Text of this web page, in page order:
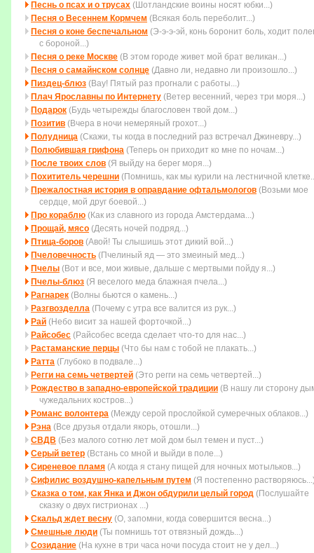
Песнь о псах и о трусах (Шотландские воины носят юбки...)
Песня о Весеннем Кормчем (Всякая боль переболит...)
Песня о коне беспечальном (Э-э-э-эй, конь боронит боль, ходит
с бороной...)
Песня о реке Москве (В этом городе живет мой брат великан...)
Песня о самайнском солнце (Давно ли, недавно ли произошло...)
Пиздец-блюз (Вау! Пятый раз прогнали с работы...)
Плач Ярославны по Интернету (Ветер весенний, через три моря...)
Подарок (Будь четыpежды благословен твой дом...)
Позитив (Вчера в ночи немеряный грохот...)
Полудница (Скажи, ты когда в последний раз встречал Джиневру...)
Полюбившая грифона (Тепеpь он пpиходит ко мне по ночам...)
После твоих слов (Я выйду на берег моря...)
Похититель черешни (Помнишь, как мы курили на лестничной
Прежалостная история в оправдание офтальмологов (Возьми мое
сеpдце, мой дpуг боевой...)
Про кораблю (Как из славного из города Амстердама...)
Прощай, мясо (Десять ночей подряд...)
Птица-боров (Авой! Ты слышишь этот дикий вой...)
Пчеловечность (Пчелиный яд — это змеиный мед...)
Пчелы (Вот и все, мои живые, дальше с мертвыми пойду я...)
Пчелы-блюз (Я веселого меда блажная пчела...)
Рагнарек (Волны бьются о камень...)
Разгвозделла (Почему с утра все валится из рук...)
Рай (Небо висит за нашей форточкой...)
Райсобес (Райсобес всегда сделает что-то для нас...)
Растаманские перцы (Что бы нам с тобой не плакать...)
Ратта (Глубоко в подвале...)
Регги на семь четвертей (Это регги на семь четвертей...)
Рождество в западно-европейской традиции (В нашу ли сторону
чужедальних костров...)
Романс волонтера (Между серой прослойкой сумеречных облаков...)
Рэна (Все друзья отдали якорь, отошли...)
СВДВ (Без малого сотню лет мой дом был темен и пуст...)
Серый ветер (Встань со мной и выйди в поле...)
Сиреневое пламя (А когда я стану пищей для ночных мотыльков...)
Сифилис воздушно-капельным путем (Я постепенно
Сказка о том, как Янка и Джон обдурили целый город (Послушайте
сказку о двух гистрионах ...)
Скальд ждет весну (О, запомни, когда совеpшится весна...)
Смешные люди (Ты помнишь тот отвязный дождь...)
Созидание (На кухне в три часа ночи посуда стоит не у дел...)